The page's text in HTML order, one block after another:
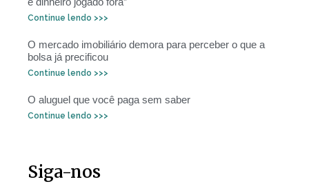
Continue lendo >>>
O mercado imobiliário demora para perceber o que a
bolsa já precificou
Continue lendo >>>
O aluguel que você paga sem saber
Continue lendo >>>
Siga-nos